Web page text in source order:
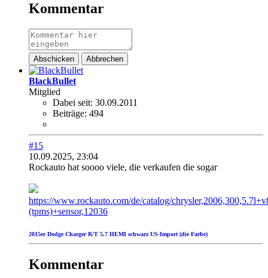
Kommentar
Abschicken Abbrechen
BlackBullet
Mitglied
Dabei seit: 30.09.2011
Beiträge: 494
#15
10.09.2025, 23:04
Rockauto hat soooo viele, die verkaufen die sogar
https://www.rockauto.com/de/catalog/
(tpms)+sensor,12036
2015er Dodge Charger R/T 5.7 HEMI schwarz US-Import (die Farbe)
Kommentar